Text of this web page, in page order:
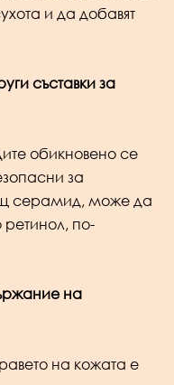
и да добавят
съставки за
обикновено се
за
серамид, може да
ретинол, по-
на
на кожата е